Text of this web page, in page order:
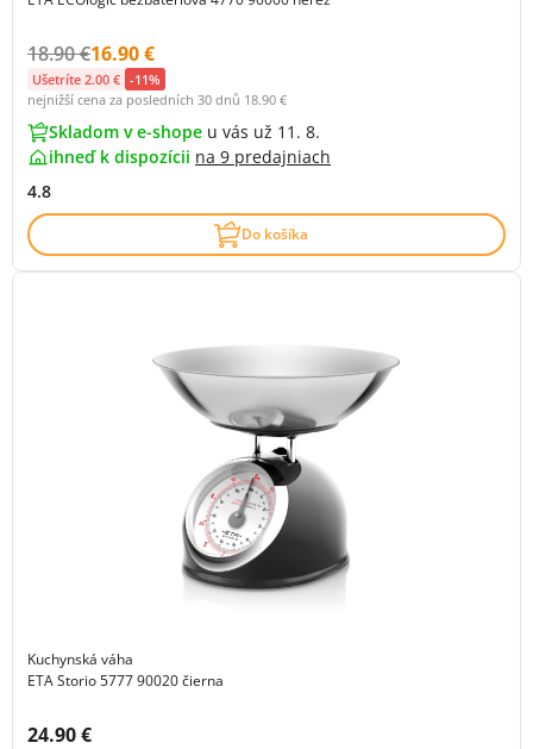
Původní cena s DPH:
18.90 €Cena s DPH:
16.90 €
Ušetríte 2.00 € -11%
nejnižší cena za posledních 30 dnů 18.90 €
Skladom v e-shope u vás už 11. 8.
ihneď k dispozícii na 9 predajniach
4.8
Do košíka
Kuchynská váha
ETA Storio 5777 90020 čierna
Cena s DPH:
24.90 €